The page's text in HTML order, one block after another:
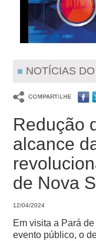
NOTÍCIAS
Redução
alcance
de Nova
12/04/2024
Em visita a Pará
evento público, o